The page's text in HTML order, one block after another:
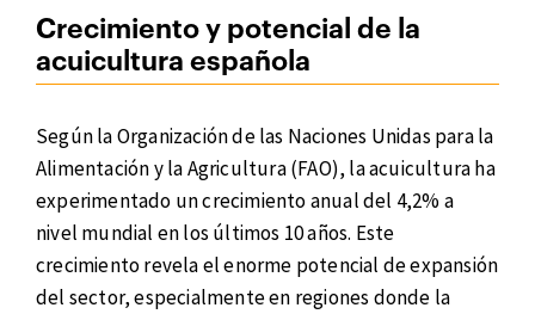
Crecimiento y potencial de la
acuicultura española
Según la Organización de las Naciones Unidas para la
Alimentación y la Agricultura (FAO), la acuicultura ha
experimentado un crecimiento anual del 4,2% a
nivel mundial en los últimos 10 años. Este
crecimiento revela el enorme potencial de expansión
del sector, especialmente en regiones donde la